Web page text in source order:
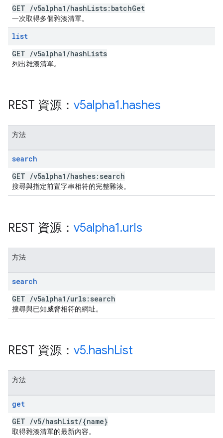
GET /v5alpha1 /hashLists:batchGet
一次取得多個雜湊清單。
list
GET /v5alpha1 /hashLists
列出雜湊清單。
REST 資源： v5alpha1.hashes
方法
search
GET /v5alpha1 /hashes:search
搜尋與指定前置字串相符的完整雜湊。
REST 資源： v5alpha1.urls
方法
search
GET /v5alpha1 /urls:search
搜尋與已知威脅相符的網址。
REST 資源： v5.hashList
方法
get
GET /v5/hashList/{name}
取得雜湊清單的最新內容。